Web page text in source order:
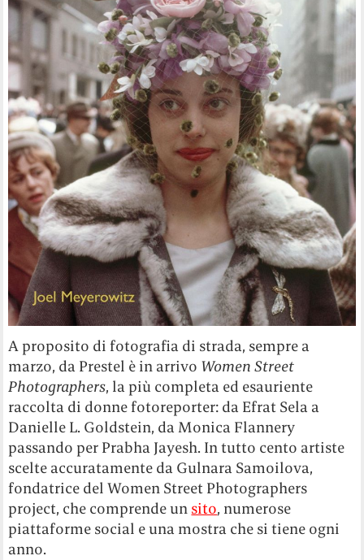
A proposito di fotografia di strada, sempre a
marzo, da Prestel è in arrivo Women Street
Photographers, la più completa ed esauriente
raccolta di donne fotoreporter: da Efrat Sela a
Danielle L. Goldstein, da Monica Flannery
passando per Prabha Jayesh. In tutto cento artiste
scelte accuratamente da Gulnara Samoilova,
fondatrice del Women Street Photographers
project, che comprende un sito, numerose
piattaforme social e una mostra che si tiene ogni
anno.